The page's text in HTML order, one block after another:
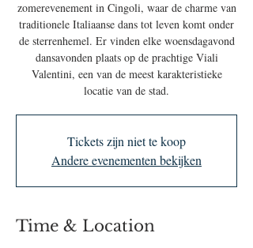
zomerevenement in Cingoli, waar de charme van
traditionele Italiaanse dans tot leven komt onder
de sterrenhemel. Er vinden elke woensdagavond
dansavonden plaats op de prachtige Viali
Valentini, een van de meest karakteristieke
locatie van de stad.
Tickets zijn niet te koop
Andere evenementen bekijken
Time & Location